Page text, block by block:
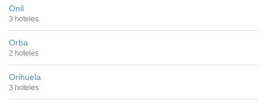
Onil
3 hoteles
Orba
2 hoteles
Orihuela
3 hoteles